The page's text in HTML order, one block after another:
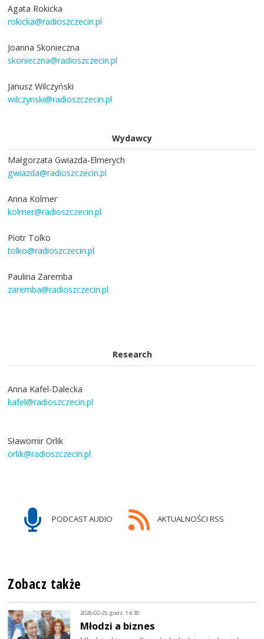
Agata Rokicka
rokicka@radioszczecin.pl
Joanna Skonieczna
skonieczna@radioszczecin.pl
Janusz Wilczyński
wilczynski@radioszczecin.pl
Wydawcy
Małgorzata Gwiazda-Elmerych
gwiazda@radioszczecin.pl
Anna Kolmer
kolmer@radioszczecin.pl
Piotr Tolko
tolko@radioszczecin.pl
Paulina Zaremba
zaremba@radioszczecin.pl
Research
Anna Kafel-Dalecka
kafel@radioszczecin.pl
Sławomir Orlik
orlik@radioszczecin.pl
PODCAST AUDIO AKTUALNOŚCI RSS
Zobacz także
2026-02-25, godz. 14:30
Młodzi a biznes